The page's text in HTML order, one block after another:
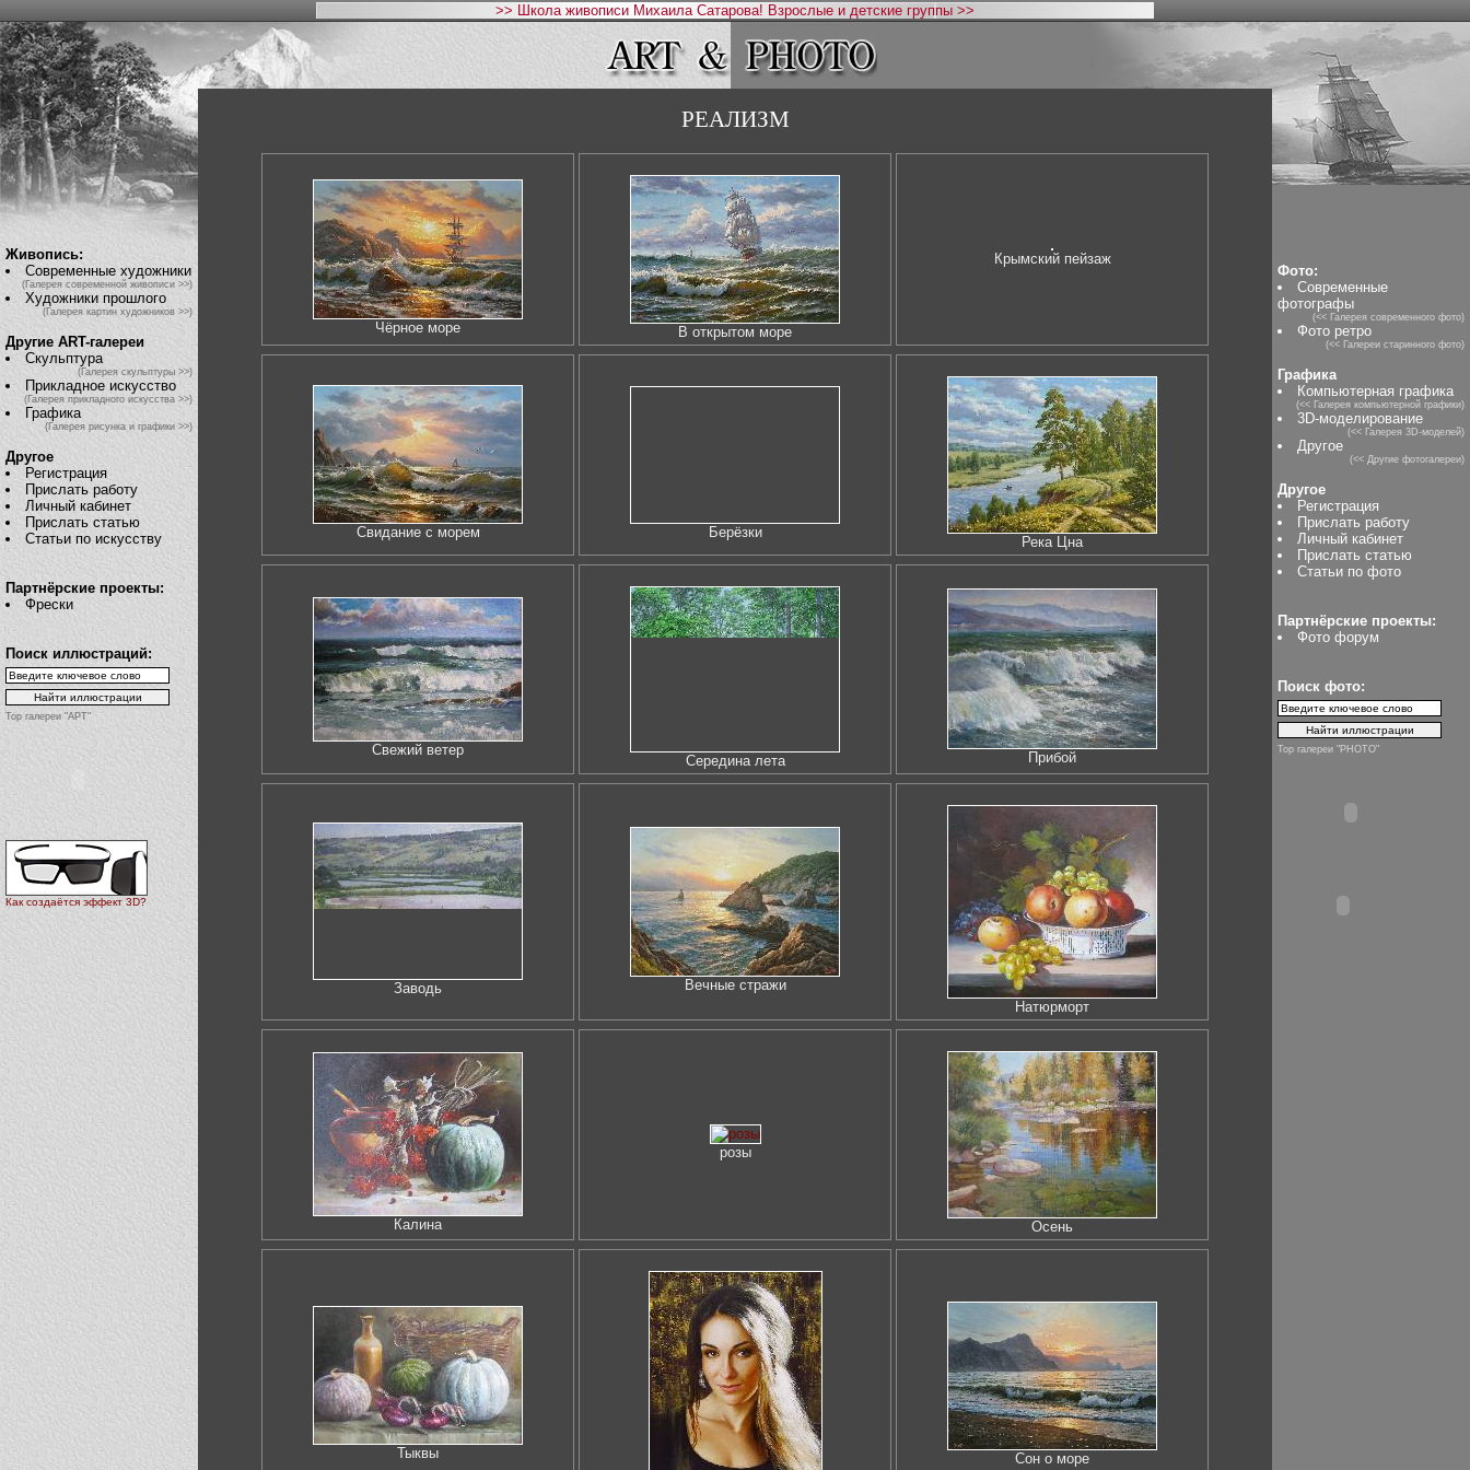
>> Школа живописи Михаила Сатарова! Взрослые и детские группы >>
Живопись:
Современные художники
(Галерея современной живописи >>)
Художники прошлого
(Галерея картин художников >>)
Другие ART-галереи
Скульптура
(Галерея скульптуры >>)
Прикладное искусство
(Галерея прикладного искусства >>)
Графика
(Галерея рисунка и графики >>)
Другое
Регистрация
Прислать работу
Личный кабинет
Прислать статью
Статьи по искусству
Партнёрские проекты:
Фрески
Поиск иллюстраций:
Top галереи "АРТ"
Как создаётся эффект 3D?
РЕАЛИЗМ
Чёрное море В открытом море
Крымский пейзаж
Свидание с морем Берёзки
Река Цна
Свежий ветер
Середина лета Прибой
Заводь
Вечные стражи
Натюрморт
Калина
розы
Осень
Тыквы Сон о море
Фото:
Современные
фотографы
(<< Галерея современного фото)
Фото ретро
(<< Галереи старинного фото)
Графика
Компьютерная графика
(<< Галерея компьютерной графики)
3D-моделирование
(<< Галерея 3D-моделей)
Другое
(<< Другие фотогалереи)
Другое
Регистрация
Прислать работу
Личный кабинет
Прислать статью
Статьи по фото
Партнёрские проекты:
Фото форум
Поиск фото:
Top галереи "PHOTO"